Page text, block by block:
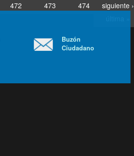
472 473 474
siguiente ›
Buzón
Ciudadano